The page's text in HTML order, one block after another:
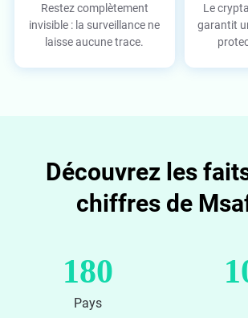
Restez complètement
invisible : la surveillance ne
laisse aucune trace.
Le
garantit
Découvrez les
chiffres de
180
Pays